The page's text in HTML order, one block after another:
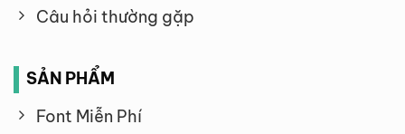
Câu hỏi thường gặp
SẢN PHẨM
Font Miễn Phí